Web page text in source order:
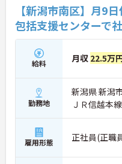
【新潟市南区】月9
包括支援センターで
給料 月収 22.5万
勤務地
新潟県 新潟
ＪＲ信越本
雇用形態 正社員(正職